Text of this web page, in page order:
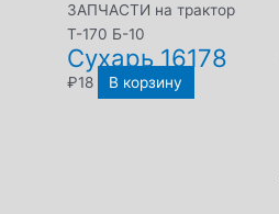
ЗАПЧАСТИ на трактор
Т-170 Б-10
Сухарь 16178
₽18 В корзину